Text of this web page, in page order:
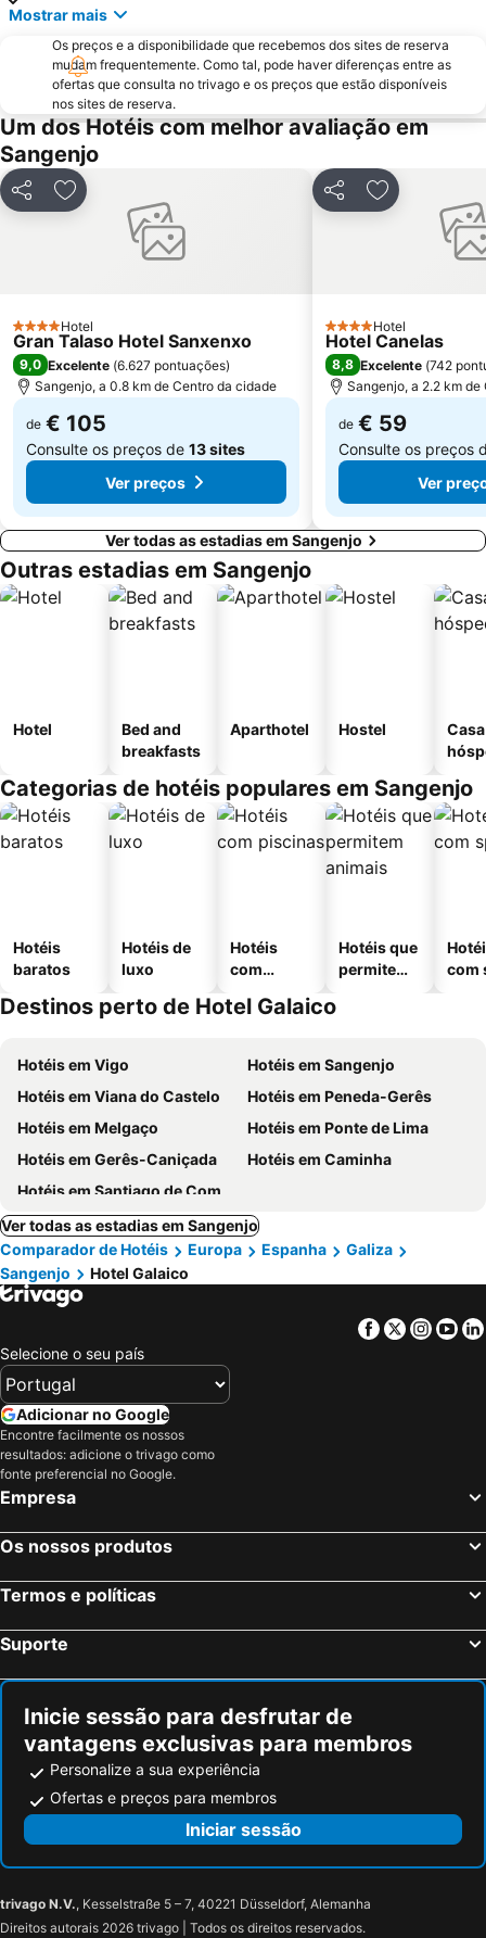
Porto de Vigo
Areas
Praia de Panxón
Praia de Lapamán
Paxariñas
Castelo de Salvaterra
do Vao
Bueu
Monasterio da Armenteira
Praia da Punta
Puerto de Panxón
Estación de Tren de Vigo
Bus Station
Playa de Mogor
Caneliñas
Aeropuerto de Vigo - Peinador
Menduiña
Mostrar mais
Os preços e a disponibilidade que recebemos dos sites de reserva
mudam frequentemente. Como tal, pode haver diferenças entre as
ofertas que consulta no trivago e os preços que estão disponíveis
nos sites de reserva.
Um dos Hotéis com melhor avaliação em
Sangenjo
PartilharAdicionar aos favoritos
4 Estrelas
Hotel
Gran Talaso Hotel Sanxenxo
9,0 Excelente (6.627 pontuações)
Sangenjo, a 0.8 km de Centro da cidade
de € 105
Consulte os preços de 13 sites
Ver preços
PartilharAdicionar
4 Estrelas
Hotel
Hotel Canelas
8,8 Excelente (742
Sangenjo, a 2.2 km
de € 59
Consulte os preços
Ver
Ver todas as estadias em Sangenjo
Outras estadias em Sangenjo
Hotel
Bed and
breakfasts
Aparthotel Hostel
Categorias de hotéis populares em Sangenjo
Hotéis
baratos
Hotéis de
luxo
Hotéis
com
Hotéis que
permitem
com
Destinos perto de Hotel Galaico
Hotéis em Vigo
Hotéis em Sangenjo
Hotéis em Viana do Castelo
Hotéis em Peneda-Gerês
Hotéis em Melgaço
Hotéis em Ponte de Lima
Hotéis em Gerês-Caniçada
Hotéis em Caminha
Hotéis em Santiago de Compostela
Ver todas as estadias em Sangenjo
Comparador de Hotéis
Europa Espanha
Galiza
Sangenjo
Hotel Galaico
Facebook
Twitter
Selecione o seu país
Adicionar no Google
Encontre facilmente os nossos
resultados: adicione o trivago como
fonte preferencial no Google.
Empresa
Os nossos produtos
Termos e políticas
Suporte
Inicie sessão para desfrutar de
vantagens exclusivas para membros
Personalize a sua experiência
Ofertas e preços para membros
Iniciar sessão
trivago N.V., Kesselstraße 5 – 7, 40221 Düsseldorf, Alemanha
Direitos autorais 2026 trivago | Todos os direitos reservados.